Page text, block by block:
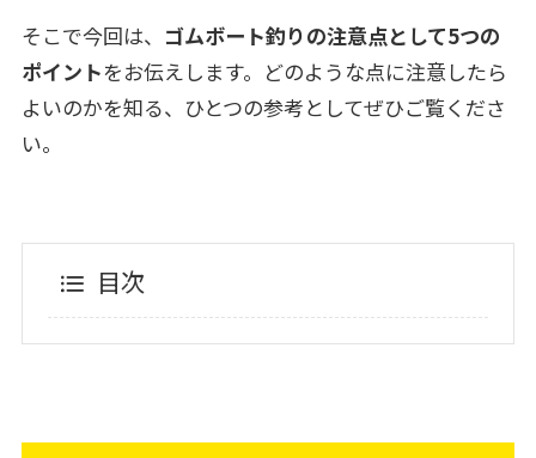
そこで今回は、 ゴムボート釣りの注意点として5つの
ポイントをお伝えします。どのような点に注意したら
よいのかを知る、ひとつの参考としてぜひご覧くださ
い。
目次